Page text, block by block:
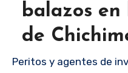
balazos en
de
Peritos y agentes de